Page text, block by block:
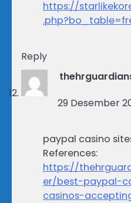
https://
Reply
29 Desember
paypal casino
References:
https://
er/best-paypal-
casinos-